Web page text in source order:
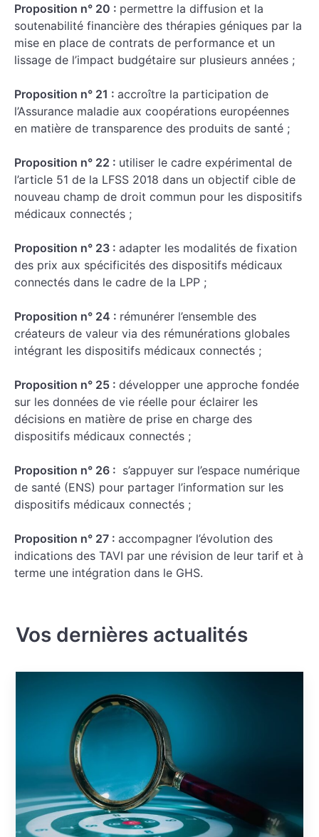
Proposition n° 20 : permettre la diffusion et la
soutenabilité financière des thérapies géniques par la
mise en place de contrats de performance et un
lissage de l’impact budgétaire sur plusieurs années ;
Proposition n° 21 : accroître la participation de
l’Assurance maladie aux coopérations européennes
en matière de transparence des produits de santé ;
Proposition n° 22 : utiliser le cadre expérimental de
l’article 51 de la LFSS 2018 dans un objectif cible de
nouveau champ de droit commun pour les dispositifs
médicaux connectés ;
Proposition n° 23 : adapter les modalités de fixation
des prix aux spécificités des dispositifs médicaux
connectés dans le cadre de la LPP ;
Proposition n° 24 : rémunérer l’ensemble des
créateurs de valeur via des rémunérations globales
intégrant les dispositifs médicaux connectés ;
Proposition n° 25 : développer une approche fondée
sur les données de vie réelle pour éclairer les
décisions en matière de prise en charge des
dispositifs médicaux connectés ;
Proposition n° 26 : s’appuyer sur l’espace numérique
de santé (ENS) pour partager l’information sur les
dispositifs médicaux connectés ;
Proposition n° 27 : accompagner l’évolution des
indications des TAVI par une révision de leur tarif et à
terme une intégration dans le GHS.
Vos dernières actualités